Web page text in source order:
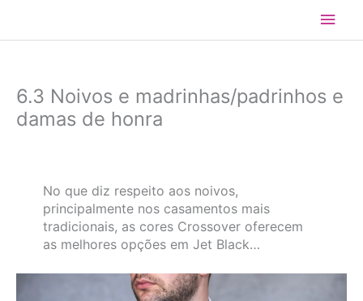
o
6.3 Noivos e madrinhas/padrinhos e
damas de honra
No que diz respeito aos noivos,
principalmente nos casamentos mais
tradicionais, as cores Crossover oferecem
as melhores opções em Jet Black…